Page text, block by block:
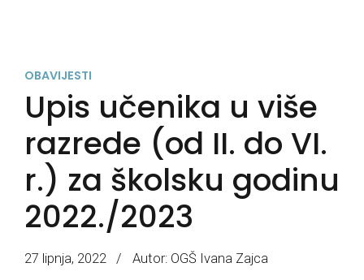
OBAVIJESTI
Upis učenika u više
razrede (od II. do VI.
r.) za školsku godinu
2022./2023
27 lipnja, 2022 Autor: OGŠ Ivana Zajca